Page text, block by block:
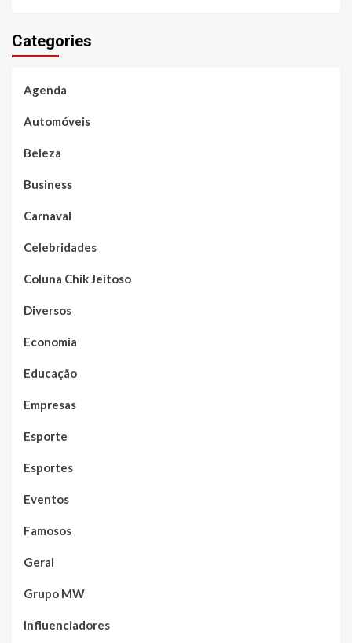
Categories
Agenda
Automóveis
Beleza
Business
Carnaval
Celebridades
Coluna Chik Jeitoso
Diversos
Economia
Educação
Empresas
Esporte
Esportes
Eventos
Famosos
Geral
Grupo MW
Influenciadores